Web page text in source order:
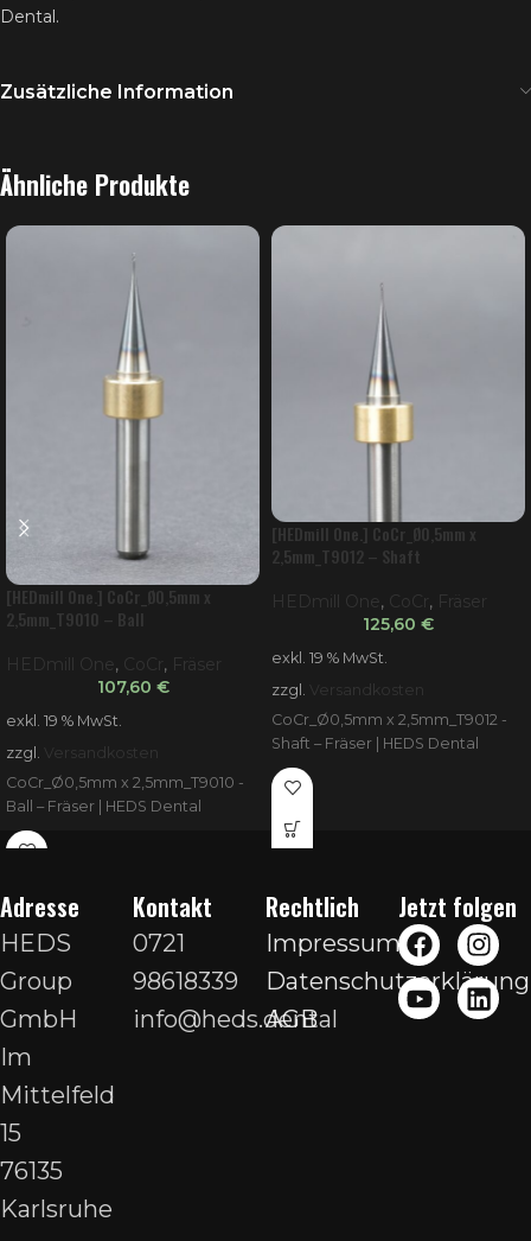
Dental.
Zusätzliche Information
Ähnliche Produkte
[HEDmill One.] CoCr_Ø0,5mm x
2,5mm_T9010 – Ball
HEDmill One, CoCr , Fräser
107,60 €
exkl. 19 % MwSt.
zzgl.
Versandkosten
CoCr_Ø0,5mm x 2,5mm_T9010 -
Ball – Fräser | HEDS Dental
[HEDmill One.] CoCr_Ø0,5mm x
2,5mm_T9012 – Shaft
HEDmill One, CoCr ,
Fräser
125,60 €
exkl. 19 % MwSt.
zzgl.
Versandkosten
CoCr_Ø0,5mm x 2,5mm_T9012 -
Shaft – Fräser | HEDS Dental
Adresse
HEDS
Group
GmbH
Im
Mittelfeld
15
76135
Karlsruhe
Kontakt
0721
98618339
info@heds.dental
Rechtlich
Impressum
Datenschutzerklärung
AGB
Jetzt folgen